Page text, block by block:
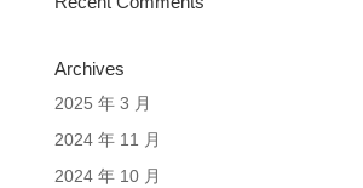
Archives
2025 年 3 月
2024 年 11 月
2024 年 10 月